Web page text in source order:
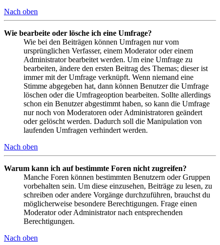
Nach oben
Wie bearbeite oder lösche ich eine Umfrage?
Wie bei den Beiträgen können Umfragen nur vom
ursprünglichen Verfasser, einem Moderator oder einem
Administrator bearbeitet werden. Um eine Umfrage zu
bearbeiten, ändere den ersten Beitrag des Themas; dieser ist
immer mit der Umfrage verknüpft. Wenn niemand eine
Stimme abgegeben hat, dann können Benutzer die Umfrage
löschen oder die Umfrageoption bearbeiten. Sollte allerdings
schon ein Benutzer abgestimmt haben, so kann die Umfrage
nur noch von Moderatoren oder Administratoren geändert
oder gelöscht werden. Dadurch soll die Manipulation von
laufenden Umfragen verhindert werden.
Nach oben
Warum kann ich auf bestimmte Foren nicht zugreifen?
Manche Foren können bestimmten Benutzern oder Gruppen
vorbehalten sein. Um diese einzusehen, Beiträge zu lesen, zu
schreiben oder andere Vorgänge durchzuführen, brauchst du
möglicherweise besondere Berechtigungen. Frage einen
Moderator oder Administrator nach entsprechenden
Berechtigungen.
Nach oben